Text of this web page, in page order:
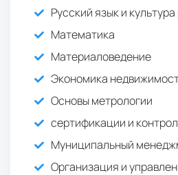
Русский язык и
Математика
Материаловедение
Экономика
Основы метрологии
сертификации и
Муниципальный
Организация и